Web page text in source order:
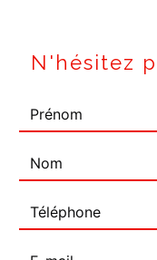
N'hésitez